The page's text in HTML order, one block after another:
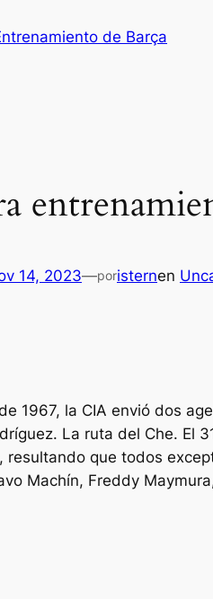
de Barça
14, 2023—poristernen
1967, la CIA envió dos
La ruta del Che. El
resultando que todos
Machín, Freddy